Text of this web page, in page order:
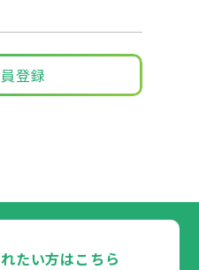
登録
たい方はこちら